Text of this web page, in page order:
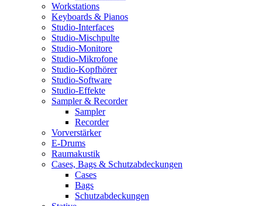
Workstations
Keyboards & Pianos
Studio-Interfaces
Studio-Mischpulte
Studio-Monitore
Studio-Mikrofone
Studio-Kopfhörer
Studio-Software
Studio-Effekte
Sampler & Recorder
Sampler
Recorder
Vorverstärker
E-Drums
Raumakustik
Cases, Bags & Schutzabdeckungen
Cases
Bags
Schutzabdeckungen